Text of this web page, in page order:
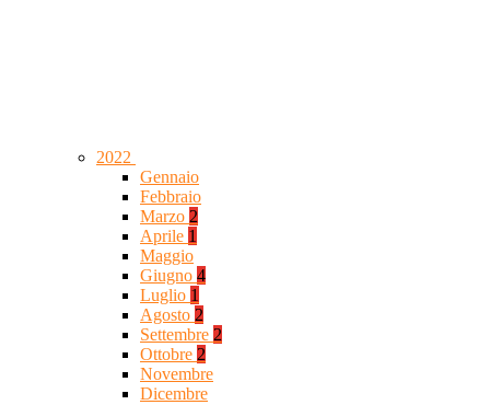
2022
Gennaio
Febbraio
Marzo 2
Aprile 1
Maggio
Giugno 4
Luglio 1
Agosto 2
Settembre 2
Ottobre 2
Novembre
Dicembre